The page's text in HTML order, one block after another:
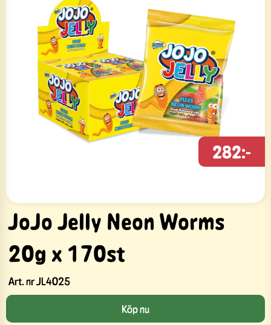
JoJo Jelly Neon Worms
20g x 170st
Art. nrJL4025
282:-
Köp nu